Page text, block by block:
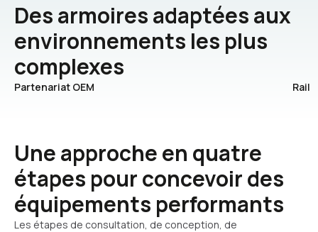
Des armoires adaptées aux
environnements les plus
complexes
Partenariat OEM Rail
Une approche en quatre
étapes pour concevoir des
équipements performants
Les étapes de consultation, de conception, de